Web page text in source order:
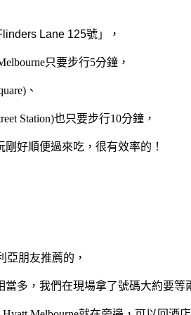
Lane 125號」 ，
只要步行5分鐘，
、
Station)也只要步行10分鐘，
好順便過來吃，很有效率的！
亞朋友推薦的，
多，我們在現場拿了號碼大約要等